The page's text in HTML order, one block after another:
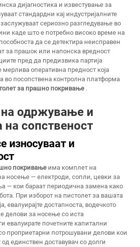
дијагностика и известување за
стандардни кај индустријалните
сериозно разгледување во
каде што е потребно високо време на
да се детектира неисправен
за прашок или напонска вредност
пред да предизвика партија
оперативна предност која
во посопствена контролна платформа
за прашно покривање .
одржување и
на сопственост
износуваат и
покривање има комплет на
носење — електроди, сопли, цевки за
— кои бараат периодична замена како
При изборот на пистолет за вашата
евалуирајте достапноста, водечкото
делови за носење со иста
евалуирате почетните капитални
проприетарни потрошувани делови кои
единствен доставувач со долги